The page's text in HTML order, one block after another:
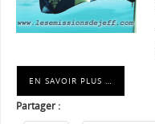
EN SAVOIR PLUS …
Partager :